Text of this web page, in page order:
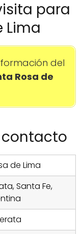
para
Lima
del
Rosa de
contacto
de Lima
Santa Fe,